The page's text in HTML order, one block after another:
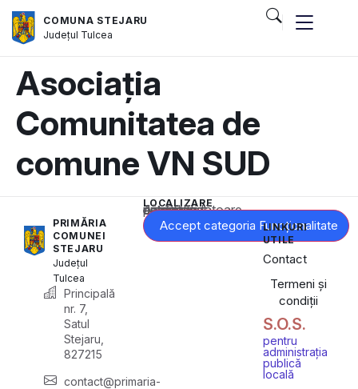
COMUNA STEJARU
Județul Tulcea
Asociația
Comunitatea de
comune VN SUD
PRIMĂRIA
COMUNEI
STEJARU
Județul
Tulcea
Principală
nr. 7,
Satul
Stejaru,
827215
contact@primaria-
LOCALIZARE
Acest conținut este blocat până când acceptați categoria corespunzătoare de cookie-uri.
Accept categoria Funcționalitate
LINKURI
UTILE
Contact
Termeni și
condiții
S.O.S.
pentru
administrația
publică
locală